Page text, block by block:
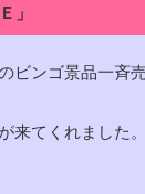
」
ビンゴ景品一斉
来てくれました